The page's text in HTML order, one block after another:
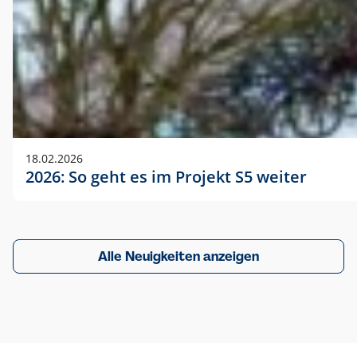
18.02.2026
2026: So geht es im Projekt S5 weiter
Alle Neuigkeiten anzeigen